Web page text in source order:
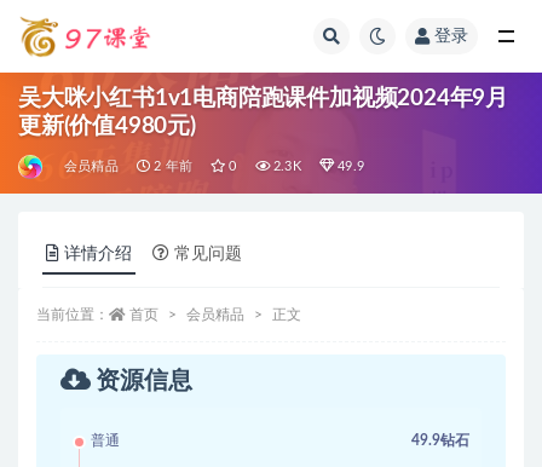
登录
吴大咪小红书1v1电商陪跑课件加视频2024年9月
更新(价值4980元)
会员精品 2 年前 0 2.3K 49.9
详情介绍 常见问题
当前位置： 首页 会员精品 正文
资源信息
普通 49.9钻石